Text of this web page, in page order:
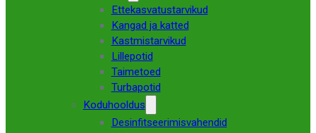
Ettekasvatustarvikud
Kangad ja katted
Kastmistarvikud
Lillepotid
Taimetoed
Turbapotid
Koduhooldus
Desinfitseerimisvahendid